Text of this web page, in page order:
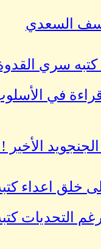
السعدي
كتبه سري
قراءة في
الأخير
خلق اعداء
التحديات